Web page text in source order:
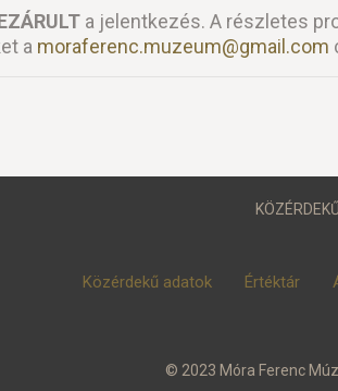
a jelentkezés. A részletes
a moraferenc.muzeum@gmail.com
KÖZÉRDEKŰ
Közérdekű adatok Értéktár
© 2023 Móra Ferenc